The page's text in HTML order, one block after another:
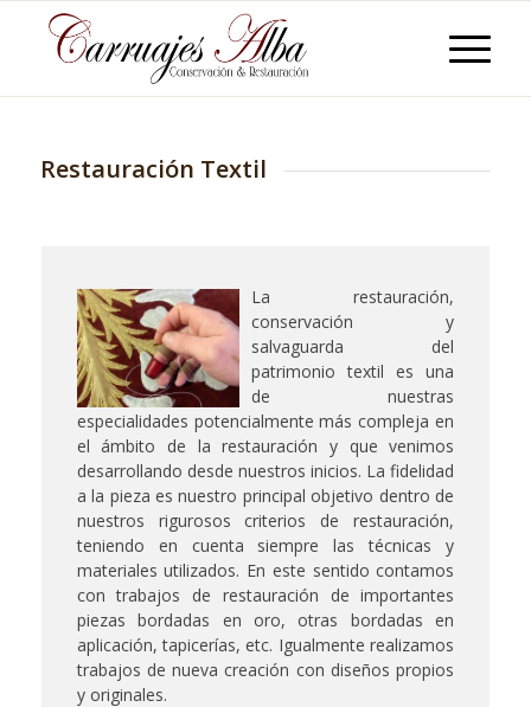
Restauración Textil
La restauración,
conservación y
salvaguarda del
patrimonio textil es una
de nuestras
especialidades potencialmente más compleja en
el ámbito de la restauración y que venimos
desarrollando desde nuestros inicios. La fidelidad
a la pieza es nuestro principal objetivo dentro de
nuestros rigurosos criterios de restauración,
teniendo en cuenta siempre las técnicas y
materiales utilizados. En este sentido contamos
con trabajos de restauración de importantes
piezas bordadas en oro, otras bordadas en
aplicación, tapicerías, etc. Igualmente realizamos
trabajos de nueva creación con diseños propios
y originales.